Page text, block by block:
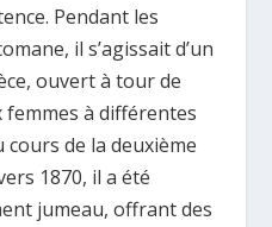
Pendant les
il s’agissait d’un
ouvert à tour de
à différentes
de la deuxième
1870, il a été
jumeau, offrant des